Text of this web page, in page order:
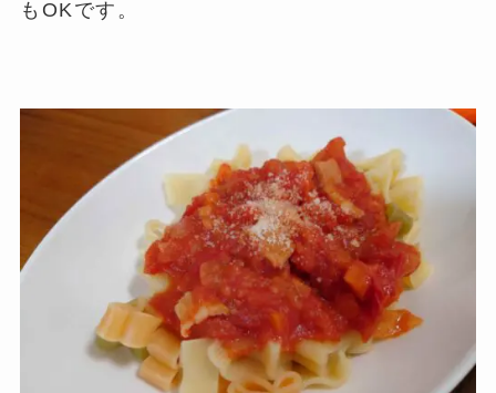
もOKです。